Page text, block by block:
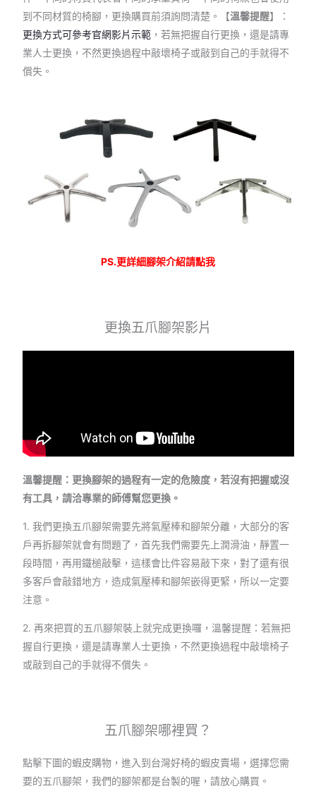
到不同材質的椅腳，更換購買前須詢問清楚。【溫馨提醒】：
更換方式可參考官網影片示範，若無把握自行更換，還是請專
業人士更換，不然更換過程中敲壞椅子或敲到自己的手就得不
償失。
PS.更詳細腳架介紹請點我
更換五爪腳架影片
溫馨提醒：更換腳架的過程有一定的危險度，若沒有把握或沒
有工具，請洽專業的師傅幫您更換。
1. 我們更換五爪腳架需要先將氣壓棒和腳架分離，大部分的客
戶再拆腳架就會有問題了，首先我們需要先上潤滑油，靜置一
段時間，再用鐵槌敲擊，這樣會比件容易敲下來，對了還有很
多客戶會敲錯地方，造成氣壓棒和腳架嵌得更緊，所以一定要
注意。
2. 再來把買的五爪腳架裝上就完成更換囉，溫馨提醒：若無把
握自行更換，還是請專業人士更換，不然更換過程中敲壞椅子
或敲到自己的手就得不償失。
五爪腳架哪裡買？
點擊下圖的蝦皮購物，進入到台灣好椅的蝦皮賣場，選擇您需
要的五爪腳架，我們的腳架都是台製的喔，請放心購買。